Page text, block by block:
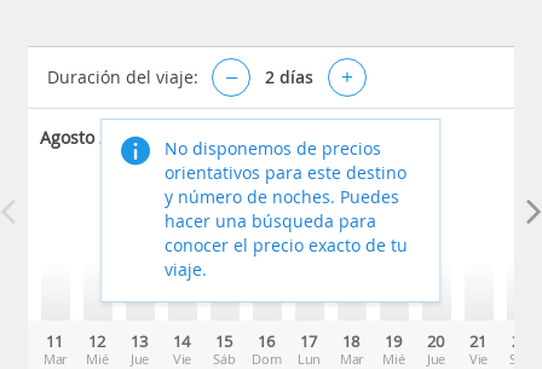
Duración del viaje: – 2 días +
Agosto 2026
11
Mar
12
Mié
13
Jue
14
Vie
15
Sáb
16
Dom
17
Lun
18
Mar
19
Mié
20
Jue
21
Vie
22
Sáb
No disponemos de precios
orientativos para este destino
y número de noches. Puedes
hacer una búsqueda para
conocer el precio exacto de tu
viaje.